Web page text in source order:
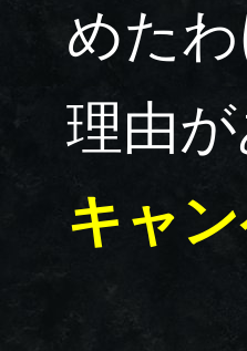
めた
理由
キャ